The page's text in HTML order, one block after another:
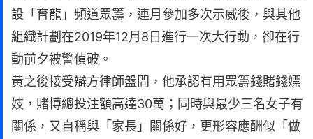
設「育龍」頻道眾籌，連月參加多次示威後，與其他
組織計劃在2019年12月8日進行一次大行動，卻在行
動前夕被警偵破。
黃之後接受辯方律師盤問，他承認有用眾籌錢賭錢嫖
妓，賭博總投注額高達30萬；同時與最少三名女子有
關係，又自稱與「家長」關係好，更形容應酬似「做